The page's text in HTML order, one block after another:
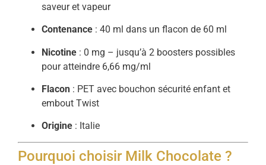
saveur et vapeur
Contenance : 40 ml dans un flacon de 60 ml
Nicotine : 0 mg – jusqu’à 2 boosters possibles
pour atteindre 6,66 mg/ml
Flacon : PET avec bouchon sécurité enfant et
embout Twist
Origine : Italie
Pourquoi choisir Milk Chocolate ?